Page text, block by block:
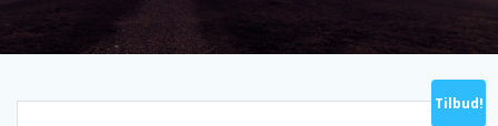
Tilbud!